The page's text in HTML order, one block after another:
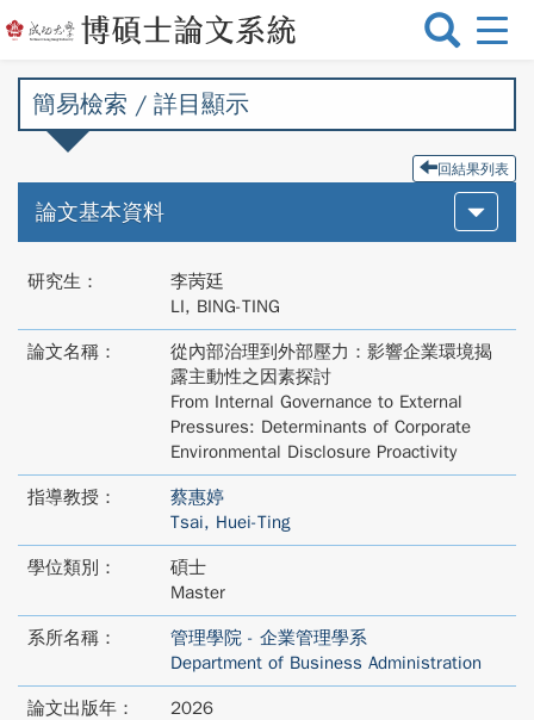
選
切
簡易檢索 / 詳目顯示
回結果列表
論文基本資料
研究生：
李苪廷
LI, BING-TING
論文名稱：
從內部治理到外部壓力：影響企業環境揭
露主動性之因素探討
From Internal Governance to External
Pressures: Determinants of Corporate
Environmental Disclosure Proactivity
指導教授：
蔡惠婷
Tsai, Huei-Ting
學位類別：
碩士
Master
系所名稱：
管理學院 - 企業管理學系
Department of Business Administration
論文出版年： 2026